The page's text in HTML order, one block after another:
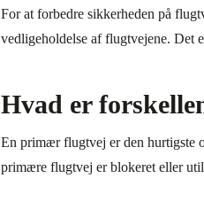
For at forbedre sikkerheden på
vedligeholdelse af flugtvejene. Det
Hvad er
En primær flugtvej er den hurtigste
primære flugtvej er blokeret eller